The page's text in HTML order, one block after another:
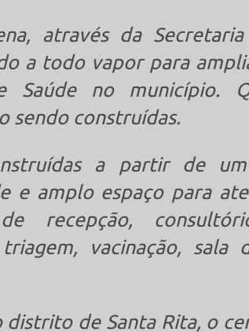
através da
a todo vapor para
Saúde no município.
sendo construídas.
a partir de
e amplo espaço para
recepção,
vacinação, sala
de Santa Rita, o